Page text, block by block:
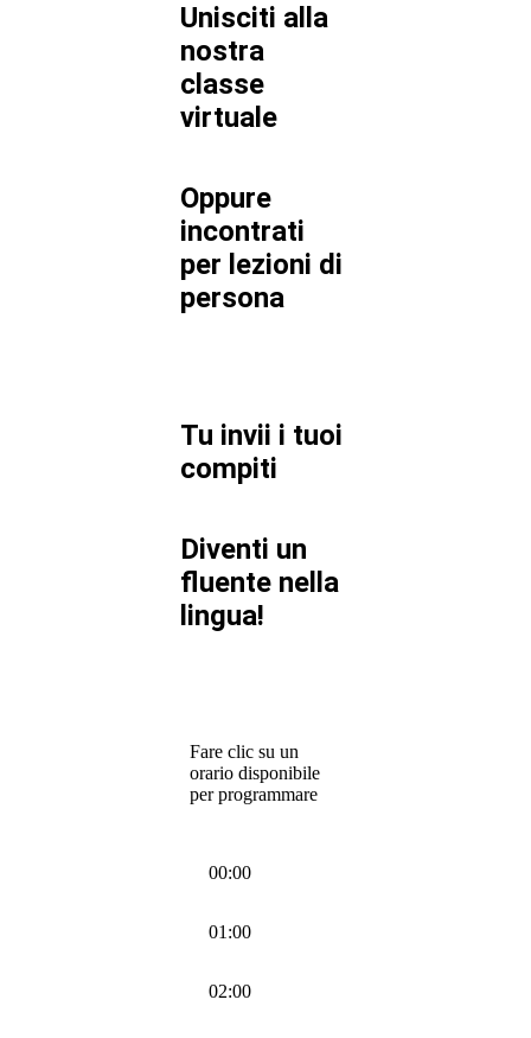
Unisciti alla
nostra
classe
virtuale
Oppure
incontrati
per lezioni di
persona
Tu invii i tuoi
compiti
Diventi un
fluente nella
lingua!
Fare clic su un
orario disponibile
per programmare
00:00
01:00
02:00